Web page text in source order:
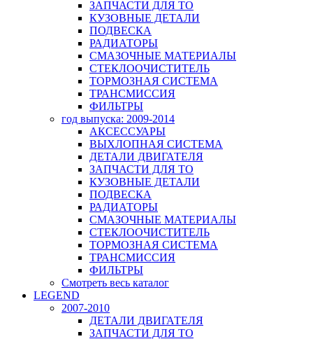
ЗАПЧАСТИ ДЛЯ ТО
КУЗОВНЫЕ ДЕТАЛИ
ПОДВЕСКА
РАДИАТОРЫ
СМАЗОЧНЫЕ МАТЕРИАЛЫ
СТЕКЛООЧИСТИТЕЛЬ
ТОРМОЗНАЯ СИСТЕМА
ТРАНСМИССИЯ
ФИЛЬТРЫ
год выпуска: 2009-2014
АКСЕССУАРЫ
ВЫХЛОПНАЯ СИСТЕМА
ДЕТАЛИ ДВИГАТЕЛЯ
ЗАПЧАСТИ ДЛЯ ТО
КУЗОВНЫЕ ДЕТАЛИ
ПОДВЕСКА
РАДИАТОРЫ
СМАЗОЧНЫЕ МАТЕРИАЛЫ
СТЕКЛООЧИСТИТЕЛЬ
ТОРМОЗНАЯ СИСТЕМА
ТРАНСМИССИЯ
ФИЛЬТРЫ
Смотреть весь каталог
LEGEND
2007-2010
ДЕТАЛИ ДВИГАТЕЛЯ
ЗАПЧАСТИ ДЛЯ ТО